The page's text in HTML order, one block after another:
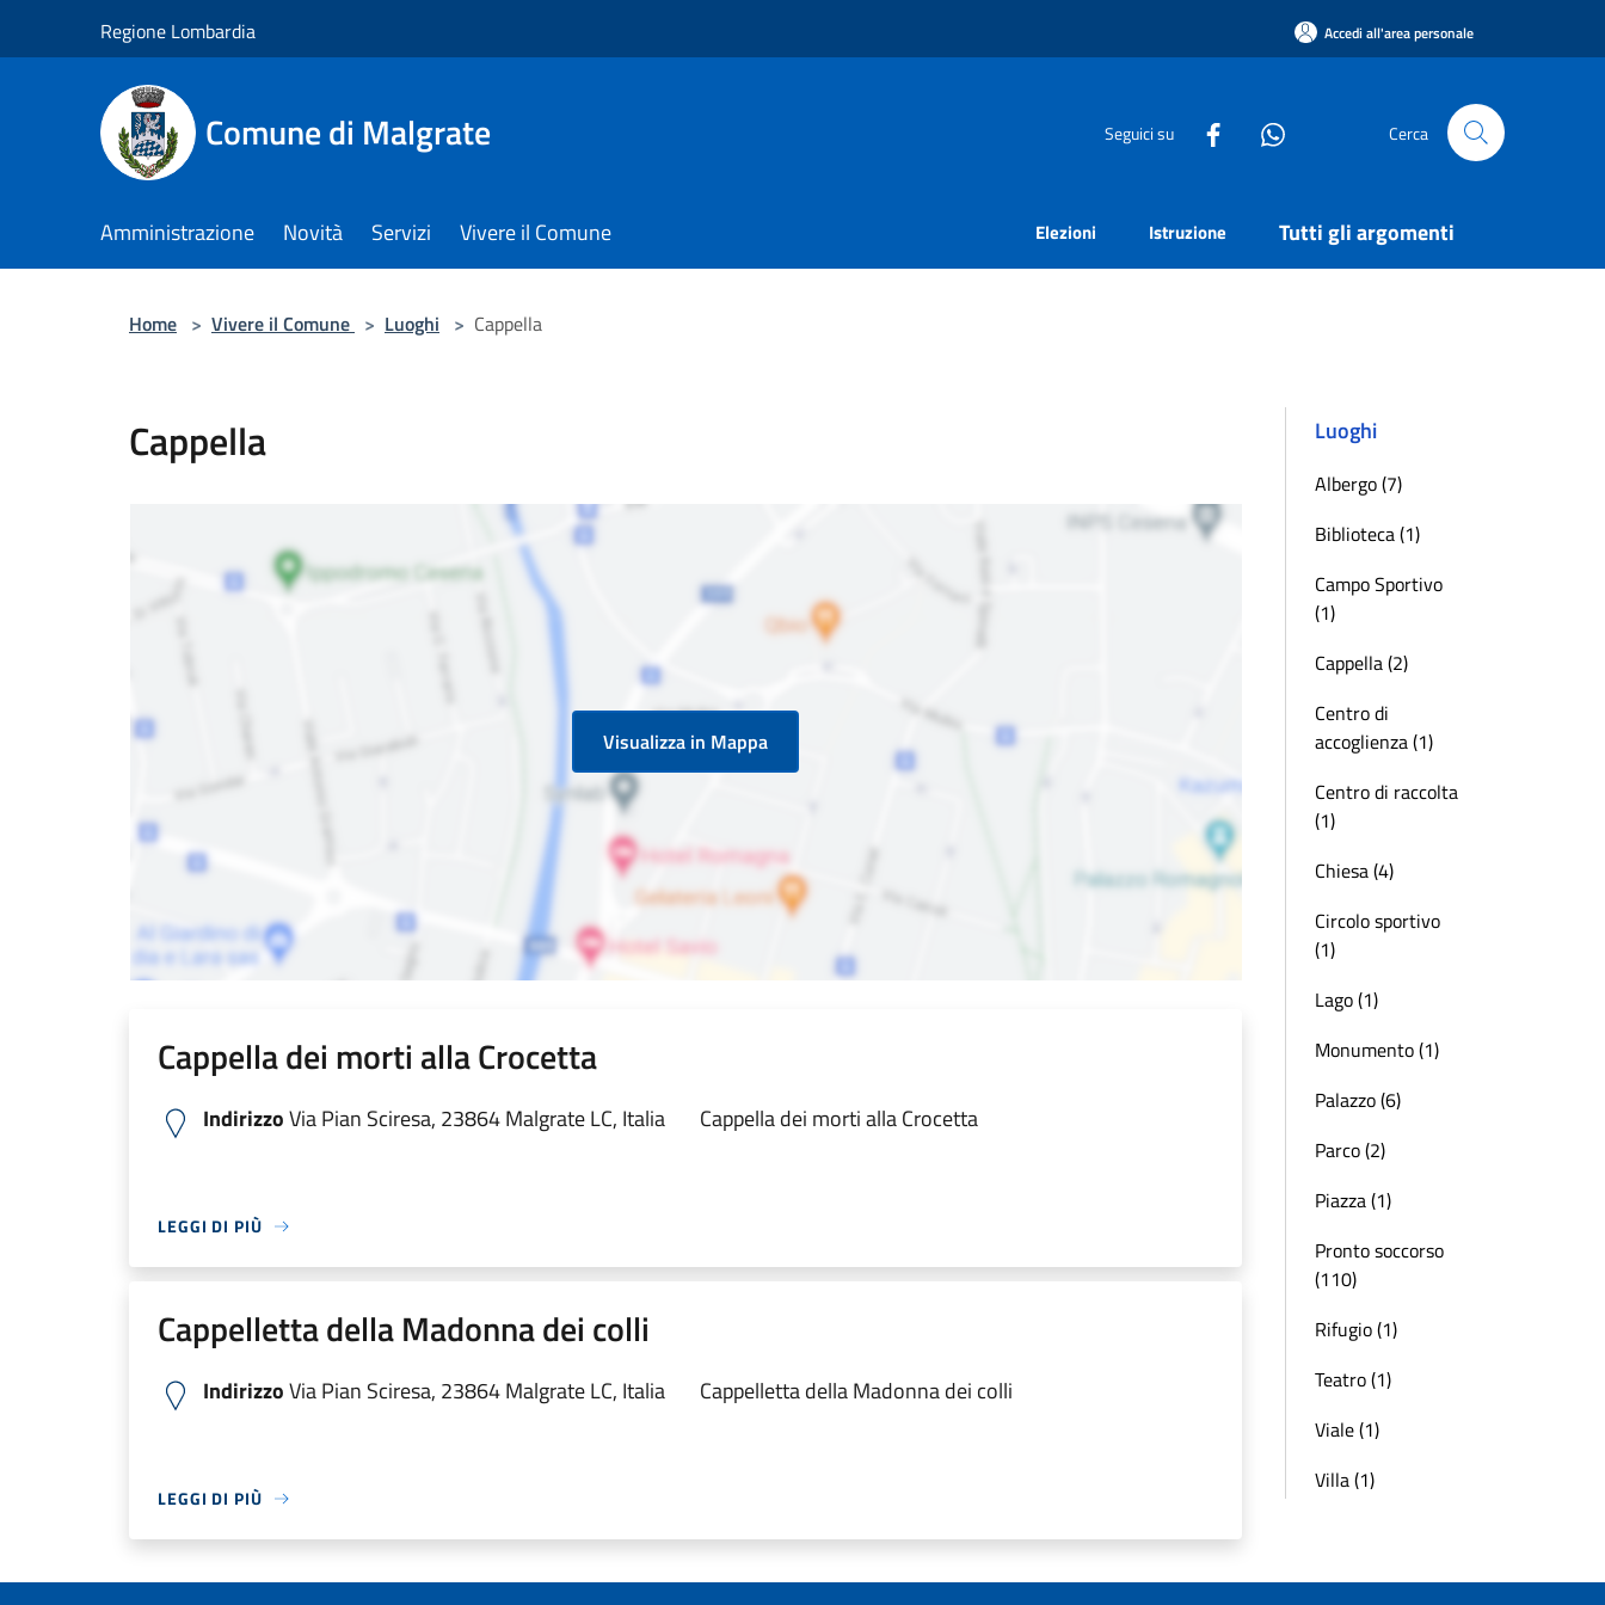
Regione Lombardia Accedi all'area personale
Comune di Malgrate Seguici su Cerca
Amministrazione Novità Servizi Vivere il Comune Elezioni Istruzione Tutti gli argomenti
Home > Vivere il Comune > Luoghi > Cappella
Cappella
Visualizza in Mappa
Cappella dei morti alla Crocetta
IndirizzoVia Pian Sciresa, 23864 Malgrate LC, Italia Cappella dei morti alla Crocetta
LEGGI DI PIÙ
Cappelletta della Madonna dei colli
IndirizzoVia Pian Sciresa, 23864 Malgrate LC, Italia Cappelletta della Madonna dei colli
LEGGI DI PIÙ
Luoghi
Albergo (7)
Biblioteca (1)
Campo Sportivo
(1)
Cappella (2)
Centro di
accoglienza (1)
Centro di raccolta
(1)
Chiesa (4)
Circolo sportivo
(1)
Lago (1)
Monumento (1)
Palazzo (6)
Parco (2)
Piazza (1)
Pronto soccorso
(110)
Rifugio (1)
Teatro (1)
Viale (1)
Villa (1)